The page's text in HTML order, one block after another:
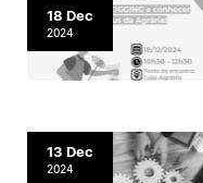
18 Dec
2024
13 Dec
2024